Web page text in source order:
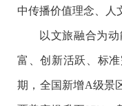
中传播价值理念、人
以文旅融合为
富、创新活跃、标
期，全国新增A级景